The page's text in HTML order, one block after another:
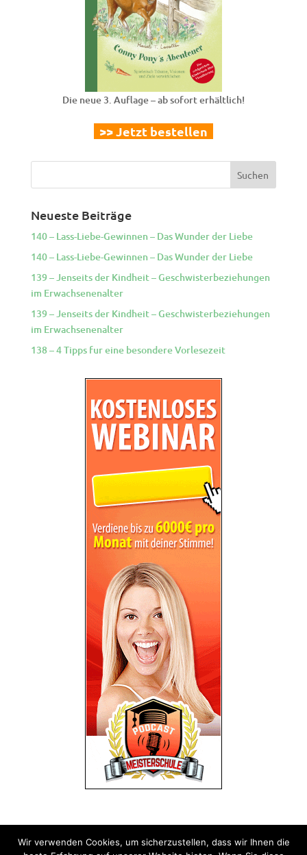
Die neue 3. Auflage – ab sofort erhältlich!
>> Jetzt bestellen
Neueste Beiträge
140 – Lass-Liebe-Gewinnen – Das Wunder der Liebe
140 – Lass-Liebe-Gewinnen – Das Wunder der Liebe
139 – Jenseits der Kindheit – Geschwisterbeziehungen
im Erwachsenenalter
139 – Jenseits der Kindheit – Geschwisterbeziehungen
im Erwachsenenalter
138 – 4 Tipps fur eine besondere Vorlesezeit
Impressum Datenschutz
Wir verwenden Cookies, um sicherzustellen, dass wir Ihnen die